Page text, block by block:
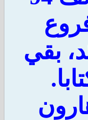
بقي